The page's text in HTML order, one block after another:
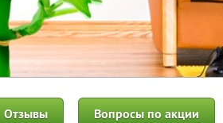
Отзывы Вопросы по акции